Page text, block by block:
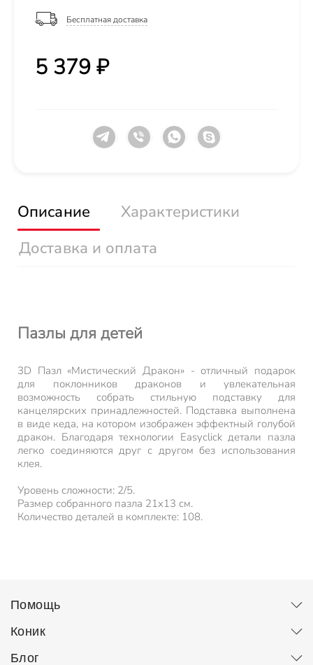
Бесплатная доставка
5 379 ₽
Описание
Характеристики
Доставка и оплата
Пазлы для детей
3D Пазл «Мистический Дракон» - отличный подарок
для поклонников драконов и увлекательная
возможность собрать стильную подставку для
канцелярских принадлежностей. Подставка выполнена
в виде кеда, на котором изображен эффектный голубой
дракон. Благодаря технологии Easyclick детали пазла
легко соединяются друг с другом без использования
клея.
Уровень сложности: 2/5.
Размер собранного пазла 21х13 см.
Количество деталей в комплекте: 108.
Помощь
Коник
Блог